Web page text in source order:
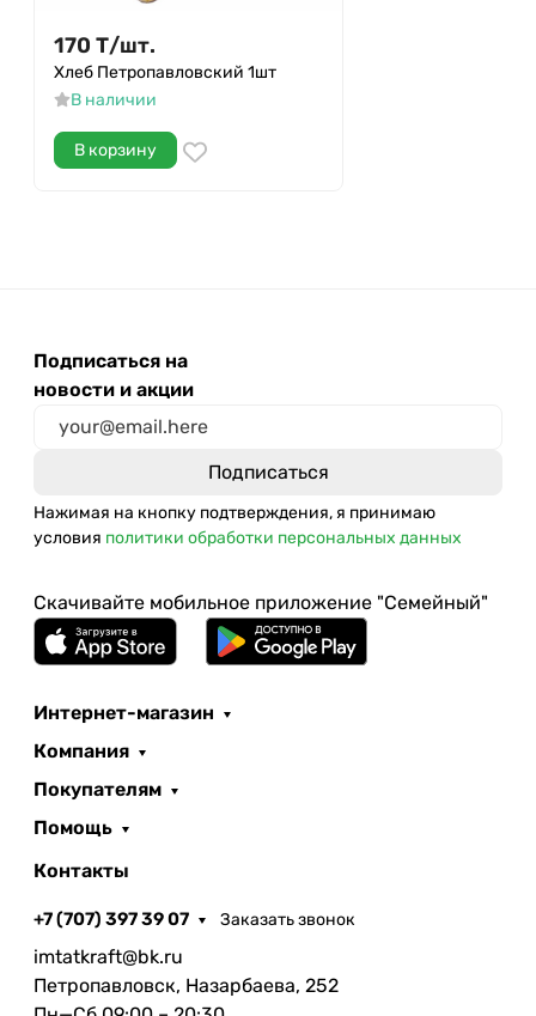
170 Т/шт.
Хлеб Петропавловский 1шт
В наличии
В корзину
Подписаться на
новости и акции
Нажимая на кнопку подтверждения, я принимаю
условия политики обработки персональных данных
Скачивайте мобильное приложение "Семейный"
Интернет-магазин
Компания
Покупателям
Помощь
Контакты
+7 (707) 397 39 07 Заказать звонок
imtatkraft@bk.ru
Петропавловск, Назарбаева, 252